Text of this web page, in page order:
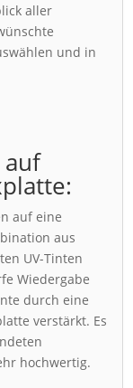
aller
und in
auf eine
aus
UV-Tinten
Wiedergabe
durch eine
verstärkt. Es
hochwertig.